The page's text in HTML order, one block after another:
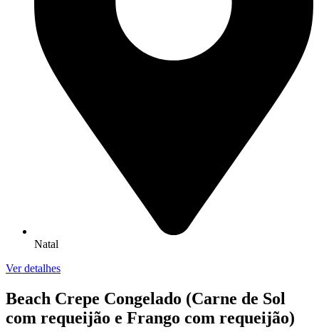
Natal
Ver detalhes
Beach Crepe Congelado (Carne de Sol
com requeijão e Frango com requeijão)